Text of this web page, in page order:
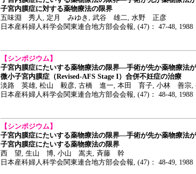
子宮内膜症に対する薬物療法の限界
五味淵 秀人, 定月 みゆき, 武谷 雄二, 水野 正彦
日本産科婦人科学会関東連合地方部会会報, (47)： 47-48, 1988
【シンポジウム】
子宮内膜症にたいする薬物療法の限界―手術が先か薬物療法
微小子宮内膜症（Revised-AFS Stage I）合併不妊症の治療
淡路 英雄, 松山 毅彦, 古橋 進一, 本田 育子, 小林 善宗,
日本産科婦人科学会関東連合地方部会会報, (47)： 48-48, 1988
【シンポジウム】
子宮内膜症にたいする薬物療法の限界―手術が先か薬物療法
子宮内膜症にたいする薬物療法の限界
西 望, 生山 博, 小山 嵩夫, 斉藤 幹
日本産科婦人科学会関東連合地方部会会報, (47)： 48-49, 1988